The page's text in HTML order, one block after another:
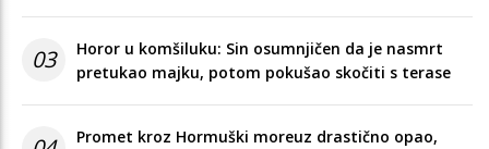
03
Horor u komšiluku: Sin osumnjičen da je nasmrt
pretukao majku, potom pokušao skočiti s terase
Promet kroz Hormuški moreuz drastično opao,